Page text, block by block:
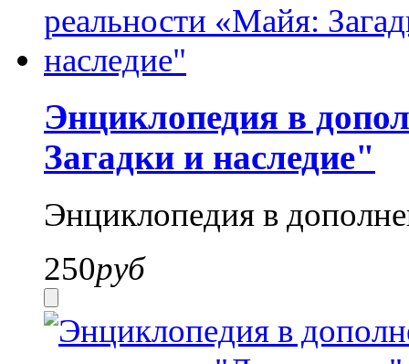
Энциклопедия в
Загадки и наследие"
Энциклопедия в
250руб